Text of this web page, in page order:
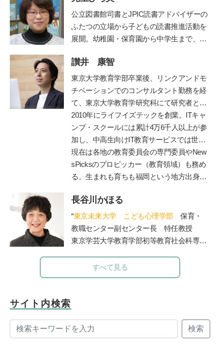
公立図書館司書とJPIC読書アドバイザーの
ふたつの立場から子どもの読書推進活動を
展開。幼稚園・保育園から中学生まで、お
人への講座や講演を行う。近年は大学にて
児童文化財としての絵本の魅力を学生に伝
えている。 鎌倉女子大学短期大学部非常勤
講師など、幅広く活躍。著書に『0～5歳
子どもを育てる「読み聞かせ」実践ガイ
ド』『子どもを育てる0歳・1歳・2歳児に
ぴったりの絵本』（共に小学館）がある。
讃井 康智
東京大学教育学部卒業後、リンクアンドモ
チベーションでのコンサルタント勤務を経
て、東京大学教育学研究科にて研究者とし
て博士課程まで在籍。専門は教育政策・学
習科学。学習科学の世界的権威、故三宅な
ほみ東大名誉教授に師事し、全国の学校や
保育園での協調的・創造的な学びづくりを
支援。
2010年にライフイズテックを創業。ITキャ
ンプ・スクールには累計4万6千人以上が参
加し、中高生向けIT教育サービスでは世界
2位まで成長。ディズニーとコラボした
「テクノロジア魔法学校」や学校向け教材
「ライフイズテックレッスン」などオンラ
現在は各地の教育委員会の専門委員やNew
sPicksのプロピッカー（教育領域）も務め
る。生まれも育ちも福岡という地方出身者
差」を埋めるべく全国を奔走中。
is-tech.com/
長谷川かほる
“東京未来大学 こども心理学部 保育・
教職センター副センター長 特任教授
東京学芸大学教育学部初等教育社会科専攻
校長、校長を経て現職。大学では、管理職
歴15年の経験を活かし、教員を目指す学生
すべて見る
サイト内検索
検索